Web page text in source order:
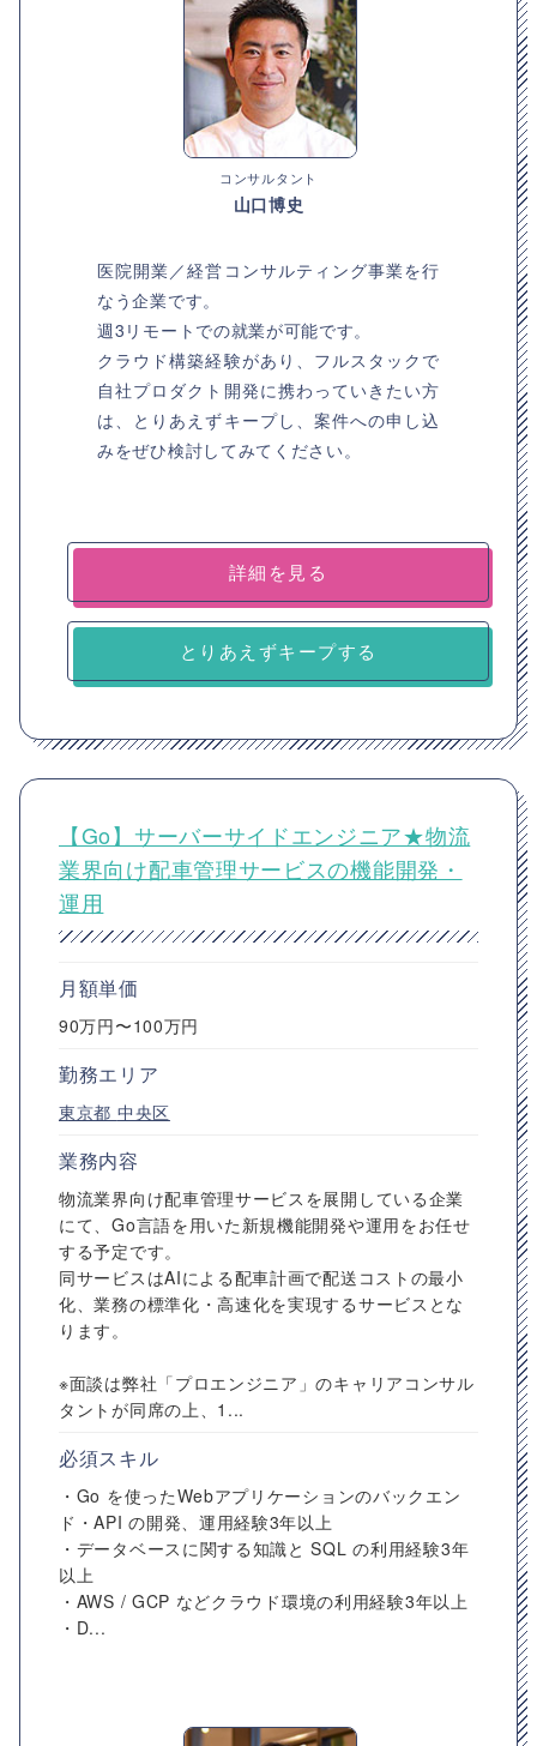
コンサルタント
山口博史
医院開業／経営コンサルティング事業を行
なう企業です。
週3リモートでの就業が可能です。
クラウド構築経験があり、フルスタックで
自社プロダクト開発に携わっていきたい方
は、とりあえずキープし、案件への申し込
みをぜひ検討してみてください。
詳細を見る
とりあえずキープする
【Go】サーバーサイドエンジニア★物流
業界向け配車管理サービスの機能開発・
運用
月額単価
90万円〜100万円
勤務エリア
東京都 中央区
業務内容
物流業界向け配車管理サービスを展開している企業
にて、Go言語を用いた新規機能開発や運用をお任せ
する予定です。
同サービスはAIによる配車計画で配送コストの最小
化、業務の標準化・高速化を実現するサービスとな
ります。
※面談は弊社「プロエンジニア」のキャリアコンサル
タントが同席の上、1...
必須スキル
・Go を使ったWebアプリケーションのバックエン
ド・API の開発、運用経験3年以上
・データベースに関する知識と SQL の利用経験3年
以上
・AWS / GCP などクラウド環境の利用経験3年以上
・D...